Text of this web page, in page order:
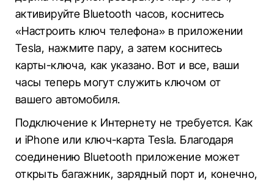
активируйте Bluetooth часов, коснитесь
«Настроить ключ телефона» в приложении
Tesla, нажмите пару, а затем коснитесь
карты-ключа, как указано. Вот и все, ваши
часы теперь могут служить ключом от
вашего автомобиля.
Подключение к Интернету не требуется. Как
и iPhone или ключ-карта Tesla. Благодаря
соединению Bluetooth приложение может
открыть багажник, зарядный порт и, конечно,